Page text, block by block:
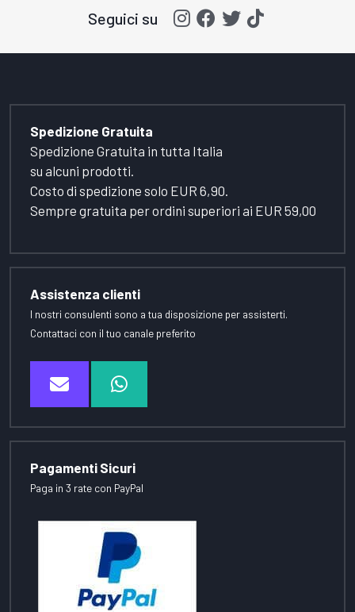
Seguici su
Spedizione Gratuita
Spedizione Gratuita in tutta Italia
su alcuni prodotti.
Costo di spedizione solo EUR 6,90.
Sempre gratuita per ordini superiori ai EUR 59,00
Assistenza clienti
I nostri consulenti sono a tua disposizione per assisterti.
Contattaci con il tuo canale preferito
Pagamenti Sicuri
Paga in 3 rate con PayPal